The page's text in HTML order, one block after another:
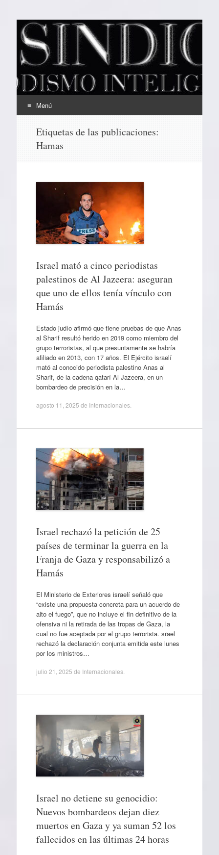
EL SINDICAL
Periodismo Inteligente
Menú
contenido
Etiquetas de las publicaciones:
Hamas
Israel mató a cinco periodistas
palestinos de Al Jazeera: aseguran
que uno de ellos tenía vínculo con
Hamás
Estado judío afirmó que tiene pruebas de que Anas
al Sharif resultó herido en 2019 como miembro del
grupo terroristas, al que presuntamente se habría
afiliado en 2013, con 17 años. El Ejército israelí
mató al conocido periodista palestino Anas al
Sharif, de la cadena qatarí Al Jazeera, en un
bombardeo de precisión en la…
agosto 11, 2025 de Internacionales.
Israel rechazó la petición de 25
países de terminar la guerra en la
Franja de Gaza y responsabilizó a
Hamás
El Ministerio de Exteriores israelí señaló que
“existe una propuesta concreta para un acuerdo de
alto el fuego”, que no incluye el fin definitivo de la
ofensiva ni la retirada de las tropas de Gaza, la
cual no fue aceptada por el grupo terrorista. srael
rechazó la declaración conjunta emitida este lunes
por los ministros…
julio 21, 2025 de Internacionales.
Israel no detiene su genocidio:
Nuevos bombardeos dejan diez
muertos en Gaza y ya suman 52 los
fallecidos en las últimas 24 horas